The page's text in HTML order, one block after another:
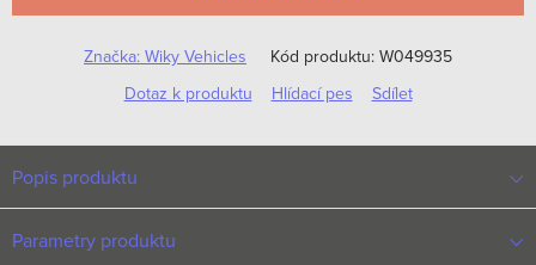
Značka: Wiky Vehicles Kód produktu: W049935
Dotaz k produktu
Hlídací pes Sdílet
Popis produktu
Parametry produktu